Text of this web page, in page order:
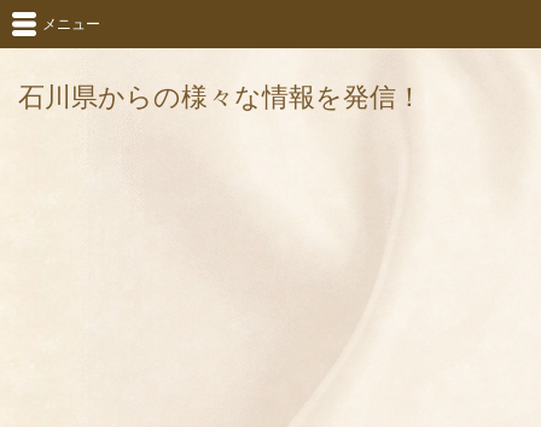
石川県からの様々な情報を発信！
メニュー